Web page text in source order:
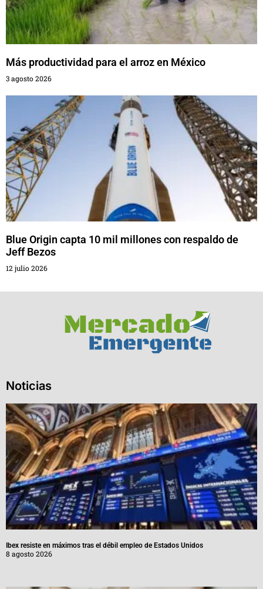
Más productividad para el arroz en México
3 agosto 2026
Blue Origin capta 10 mil millones con respaldo de
Jeff Bezos
12 julio 2026
Noticias
Ibex resiste en máximos tras el débil empleo de Estados Unidos
8 agosto 2026